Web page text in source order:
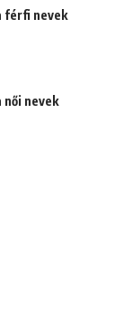
férfi nevek
nevek